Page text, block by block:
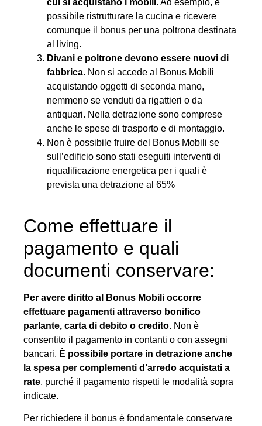
cui si acquistano i mobili.Ad esempio, è
possibile ristrutturare la cucina e ricevere
comunque il bonus per una poltrona destinata
al living.
Divani e poltrone devono essere nuovi di
fabbrica. Non si accede al Bonus Mobili
acquistando oggetti di seconda mano,
nemmeno se venduti da rigattieri o da
antiquari. Nella detrazione sono comprese
anche le spese di trasporto e di montaggio.
Non è possibile fruire del Bonus Mobili se
sull’edificio sono stati eseguiti interventi di
riqualificazione energetica per i quali è
prevista una detrazione al 65%
Come effettuare il
pagamento e quali
documenti conservare:
Per avere diritto al Bonus Mobili occorre
effettuare pagamenti attraverso bonifico
parlante, carta di debito o credito. Non è
consentito il pagamento in contanti o con assegni
bancari. È possibile portare in detrazione anche
la spesa per complementi d’arredo acquistati a
rate, purché il pagamento rispetti le modalità sopra
indicate.
Per richiedere il bonus è fondamentale conservare